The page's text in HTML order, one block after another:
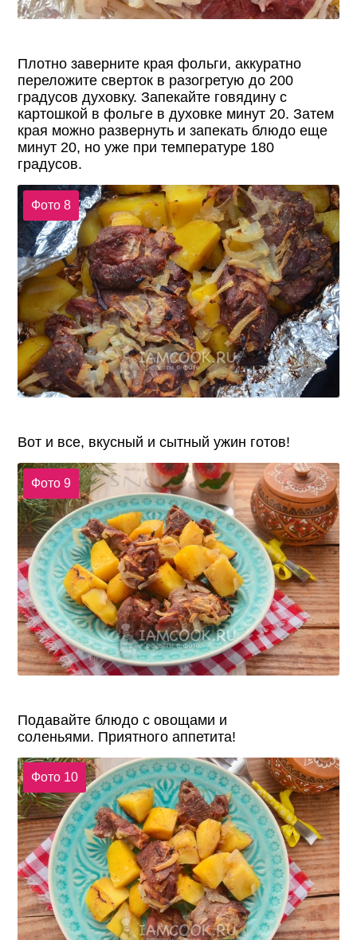
Плотно заверните края фольги, аккуратно
переложите сверток в разогретую до 200
градусов духовку. Запекайте говядину с
картошкой в фольге в духовке минут 20. Затем
края можно развернуть и запекать блюдо еще
минут 20, но уже при температуре 180
градусов.
Фото 8
Вот и все, вкусный и сытный ужин готов!
Фото 9
Подавайте блюдо с овощами и
соленьями. Приятного аппетита!
Фото 10